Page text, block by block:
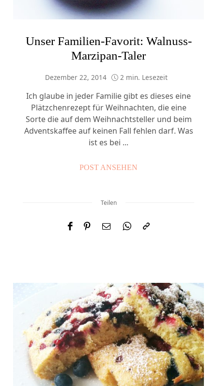
Unser Familien-Favorit: Walnuss-
Marzipan-Taler
Dezember 22, 2014 2 min. Lesezeit
Ich glaube in jeder Familie gibt es dieses eine
Plätzchenrezept für Weihnachten, die eine
Sorte die auf dem Weihnachtsteller und beim
Adventskaffee auf keinen Fall fehlen darf. Was
ist es bei ...
POST ANSEHEN
Teilen